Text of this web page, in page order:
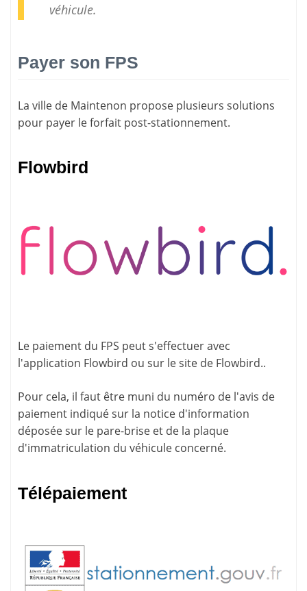
véhicule.
Payer son FPS
La ville de Maintenon propose plusieurs solutions
pour payer le forfait post-stationnement.
Flowbird
Le paiement du FPS peut s'effectuer avec
l'application Flowbird ou sur le site de Flowbird..
Pour cela, il faut être muni du numéro de l'avis de
paiement indiqué sur la notice d'information
déposée sur le pare-brise et de la plaque
d'immatriculation du véhicule concerné.
Télépaiement